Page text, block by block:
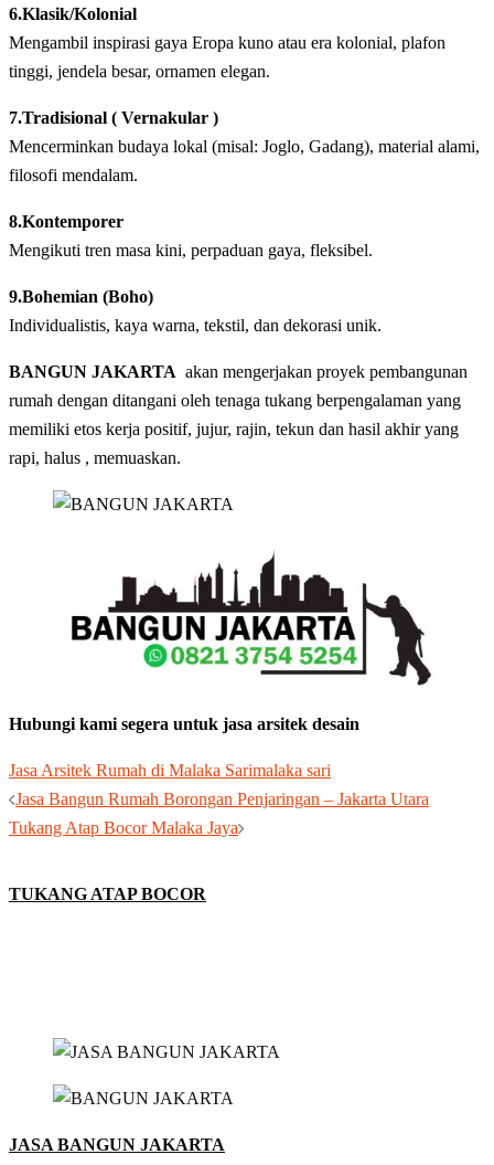
6.Klasik/Kolonial
Mengambil inspirasi gaya Eropa kuno atau era kolonial, plafon
tinggi, jendela besar, ornamen elegan.
7.Tradisional ( Vernakular )
Mencerminkan budaya lokal (misal: Joglo, Gadang), material alami,
filosofi mendalam.
8.Kontemporer
Mengikuti tren masa kini, perpaduan gaya, fleksibel.
9.Bohemian (Boho)
Individualistis, kaya warna, tekstil, dan dekorasi unik.
BANGUN JAKARTA akan mengerjakan proyek pembangunan
rumah dengan ditangani oleh tenaga tukang berpengalaman yang
memiliki etos kerja positif, jujur, rajin, tekun dan hasil akhir yang
rapi, halus , memuaskan.
Hubungi kami segera untuk jasa arsitek desain
Jasa Arsitek Rumah di Malaka Sarimalaka sari
Post
navigation
Jasa Bangun Rumah Borongan Penjaringan – Jakarta Utara
Tukang Atap Bocor Malaka Jaya
TUKANG ATAP BOCOR
JASA BANGUN JAKARTA